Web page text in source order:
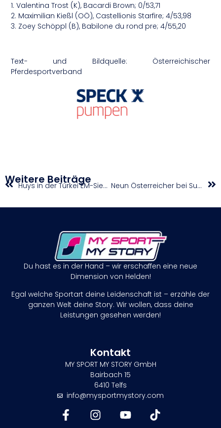
1. Valentina Trost (K), Bacardi Brown; 0/53,71
2. Maximilian Kießl (OÖ), Castellionis Starfire; 4/53,98
3. Zoey Schöppl (B), Babilone du rond pre; 4/55,20
Text- und Bildquelle: Österreichischer
Pferdesportverband
Weitere Beiträge Huys in der Türkei EM-Siebente Neun Österreicher bei Super-Sprint-EM
Du hast es in der Hand – wir erschaffen eine neue
Dimension von Helden!
Egal welche Sportart deine Leidenschaft ist – erzähle der
ganzen Welt deine Story. Wir wollen, dass deine
Leistungen gesehen werden!
Kontakt
MY SPORT MY STORY GmbH
Bairbach 15
6410 Telfs
info@mysportmystory.com